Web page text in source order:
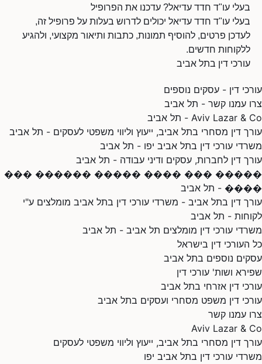
בעלי עו"ד חדד עדיאל? עדכנו את הפרופיל
בעלי עו"ד חדד עדיאל יכולים לדרוש בעלות על פרופיל זה,
לעדכן פרטים, להוסיף תמונות, כתבות ותיאור מקצועי, ולהגיע
ללקוחות חדשים.
עורכי דין בתל אביב
עורכי דין - עסקים נוספים
צרו עמנו קשר - תל אביב
Aviv Lazar & Co - תל אביב
עורך דין מסחרי בתל אביב, ייעוץ וליווי משפטי לעסקים - תל אביב
משרדי עורכי דין בתל אביב יפו - תל אביב
עורך דין לחברות, עסקים ודיני עבודה - תל אביב
����� ��� ���� ����� ������ ���
���� - תל אביב
עורך דין בתל אביב - משרדי עורכי דין בתל אביב מומלצים ע"י
לקוחות - תל אביב
משרדי עורכי דין מומלצים תל אביב - תל אביב
כל העורכי דין בישראל
עסקים נוספים בתל אביב
שפירא ושות' עורכי דין
עורכי דין אזרחי בתל אביב
עורכי דין משפט מסחרי ועסקים בתל אביב
צרו עמנו קשר
Aviv Lazar & Co
עורך דין מסחרי בתל אביב, ייעוץ וליווי משפטי לעסקים
משרדי עורכי דין בתל אביב יפו